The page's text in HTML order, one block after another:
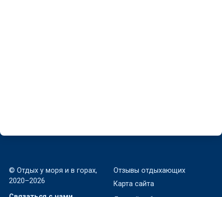
© Отдых у моря и в горах,
2020–2026
Отзывы отдыхающих
Карта сайта